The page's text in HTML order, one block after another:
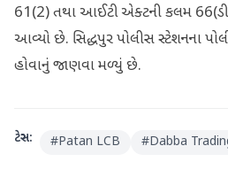
61(2) તથા આઈટી એક્ટની કલમ
આવ્યો છે. સિદ્ધપુર પોલીસ સ્ટેશનના
હોવાનું જાણવા મળ્યું છે.
ટેગ્સ: #Patan LCB #Dabba